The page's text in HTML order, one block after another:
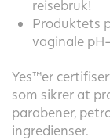
reisebruk!
Produktets
vaginale
Yes™er
som sikrer at
parabener,
ingredienser.